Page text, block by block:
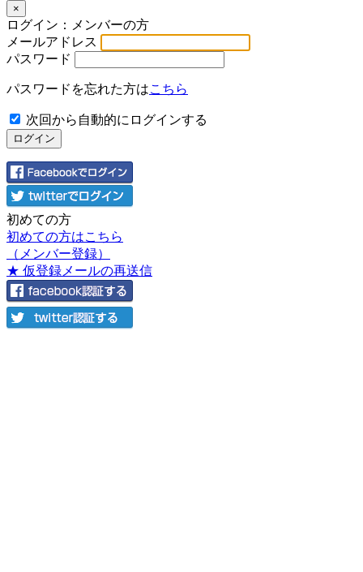
×
ログイン：メンバーの方
メールアドレス
パスワード
パスワードを忘れた方はこちら
次回から自動的にログインする
初めての方
初めての方はこちら
（メンバー登録）
★ 仮登録メールの再送信